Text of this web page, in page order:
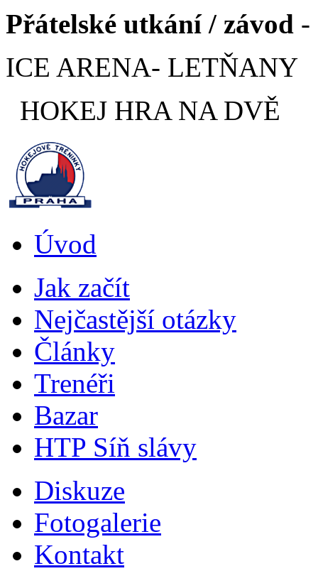
Přátelské utkání / závod -
ICE ARENA- LETŇANY
HOKEJ HRA NA DVĚ
Úvod
Jak začít
Nejčastější otázky
Články
Trenéři
Bazar
HTP Síň slávy
Diskuze
Fotogalerie
Kontakt